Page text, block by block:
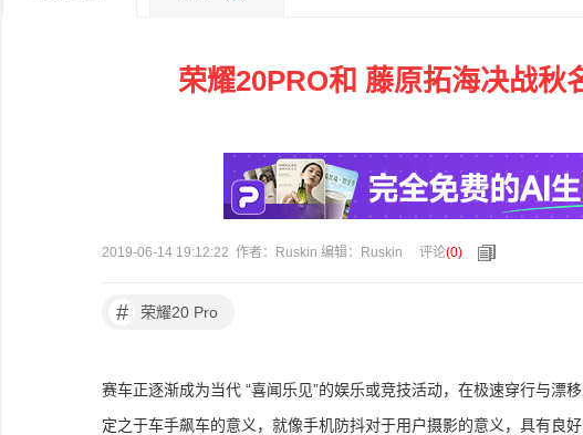
荣耀20PRO和 藤原拓海决战秋
2019-06-14 19:12:22 作者：Ruskin 编辑：Ruskin 评论(0)
# 荣耀20 Pro
赛车正逐渐成为当代 “喜闻乐见”的娱乐或竞技活动，在极速穿行与漂
定之于车手飙车的意义，就像手机防抖对于用户摄影的意义，具有良